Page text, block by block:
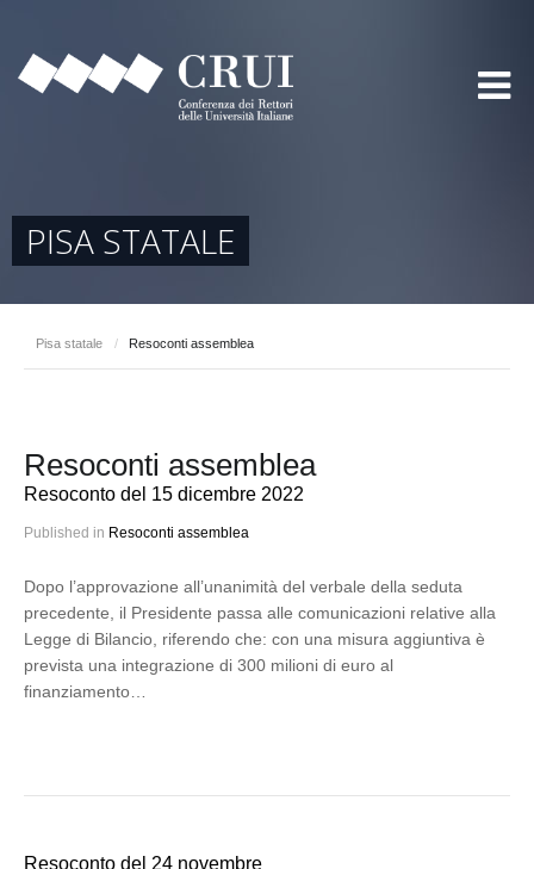
PISA STATALE
Pisa statale / Resoconti assemblea
Resoconti assemblea
Resoconto del 15 dicembre 2022
Published in Resoconti assemblea
Dopo l’approvazione all’unanimità del verbale della seduta
precedente, il Presidente passa alle comunicazioni relative alla
Legge di Bilancio, riferendo che: con una misura aggiuntiva è
prevista una integrazione di 300 milioni di euro al
finanziamento…
Resoconto del 24 novembre